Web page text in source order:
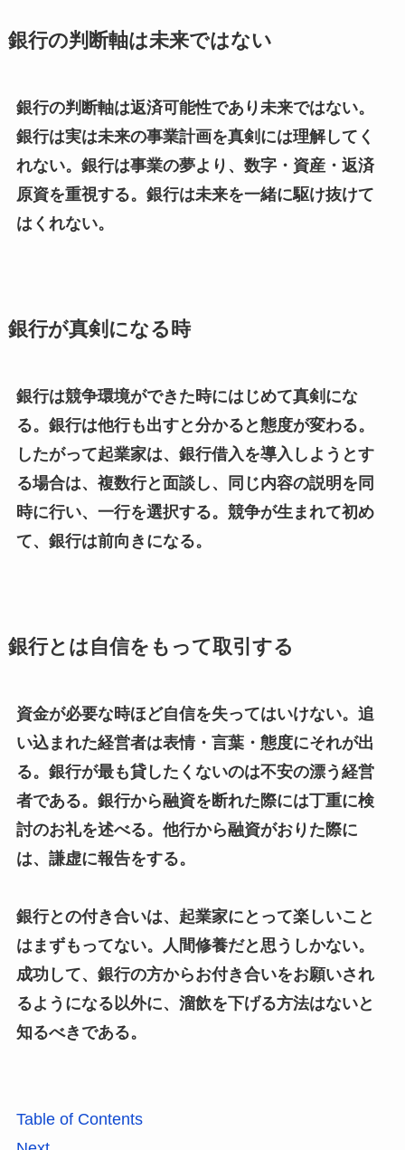
銀行の判断軸は未来ではない
銀行の判断軸は返済可能性であり未来ではない。
銀行は実は未来の事業計画を真剣には理解してく
れない。銀行は事業の夢より、数字・資産・返済
原資を重視する。銀行は未来を一緒に駆け抜けて
はくれない。
銀行が真剣になる時
銀行は競争環境ができた時にはじめて真剣にな
る。銀行は他行も出すと分かると態度が変わる。
したがって起業家は、銀行借入を導入しようとす
る場合は、複数行と面談し、同じ内容の説明を同
時に行い、一行を選択する。競争が生まれて初め
て、銀行は前向きになる。
銀行とは自信をもって取引する
資金が必要な時ほど自信を失ってはいけない。追
い込まれた経営者は表情・言葉・態度にそれが出
る。銀行が最も貸したくないのは不安の漂う経営
者である。銀行から融資を断れた際には丁重に検
討のお礼を述べる。他行から融資がおりた際に
は、謙虚に報告をする。
銀行との付き合いは、起業家にとって楽しいこと
はまずもってない。人間修養だと思うしかない。
成功して、銀行の方からお付き合いをお願いされ
るようになる以外に、溜飲を下げる方法はないと
知るべきである。
Table of Contents